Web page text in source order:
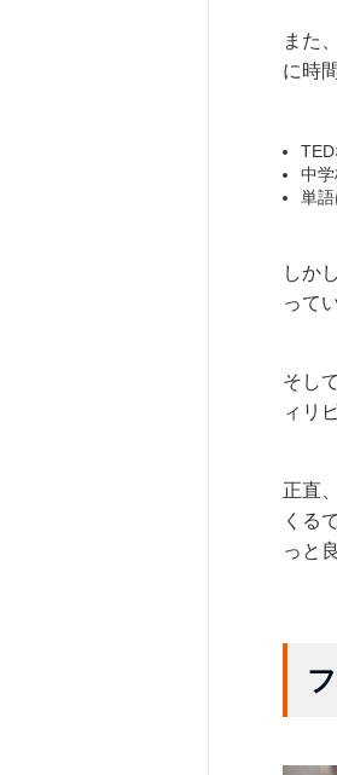
また
に時
中
単
しか
って
そし
ィリ
正直
くる
っと